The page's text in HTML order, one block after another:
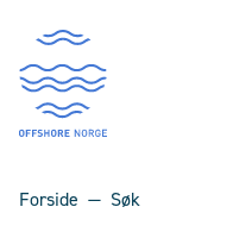
Forside Søk